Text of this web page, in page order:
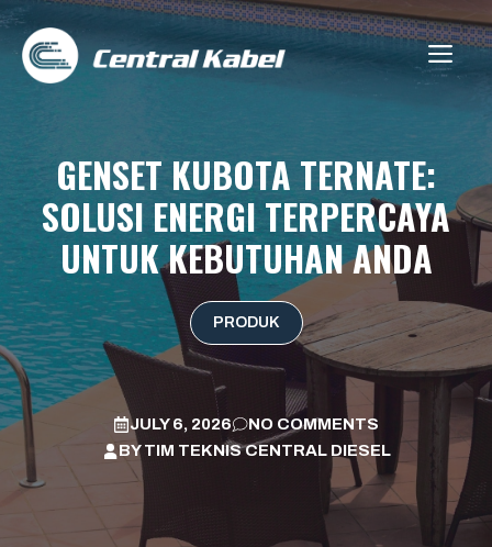
Skip
content
GENSET KUBOTA TERNATE:
SOLUSI ENERGI TERPERCAYA
UNTUK KEBUTUHAN ANDA
PRODUK
JULY 6, 2026
NO COMMENTS
BYTIM TEKNIS CENTRAL DIESEL